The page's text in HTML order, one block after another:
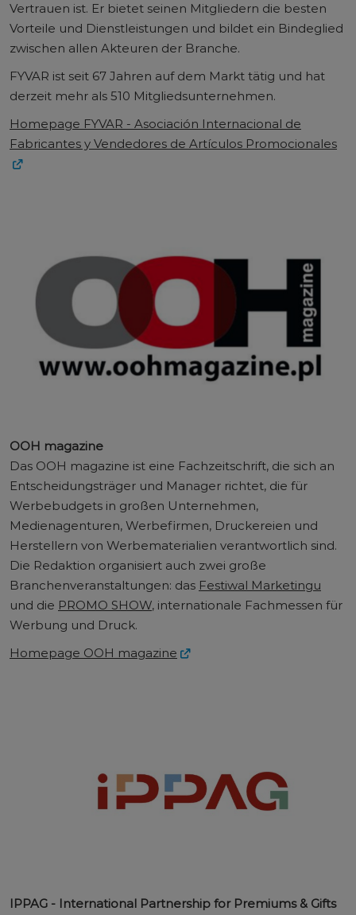
Vertrauen ist. Er bietet seinen Mitgliedern die besten
Vorteile und Dienstleistungen und bildet ein Bindeglied
zwischen allen Akteuren der Branche.
FYVAR ist seit 67 Jahren auf dem Markt tätig und hat
derzeit mehr als 510 Mitgliedsunternehmen.
Homepage FYVAR - Asociación Internacional de
Fabricantes y Vendedores de Artículos Promocionales
OOH magazine
Das OOH magazine ist eine Fachzeitschrift, die sich an
Entscheidungsträger und Manager richtet, die für
Werbebudgets in großen Unternehmen,
Medienagenturen, Werbefirmen, Druckereien und
Herstellern von Werbematerialien verantwortlich sind.
Die Redaktion organisiert auch zwei große
Branchenveranstaltungen: das Festiwal Marketingu
und die PROMO SHOW, internationale Fachmessen für
Werbung und Druck.
Homepage OOH magazine
IPPAG - International Partnership for Premiums & Gifts